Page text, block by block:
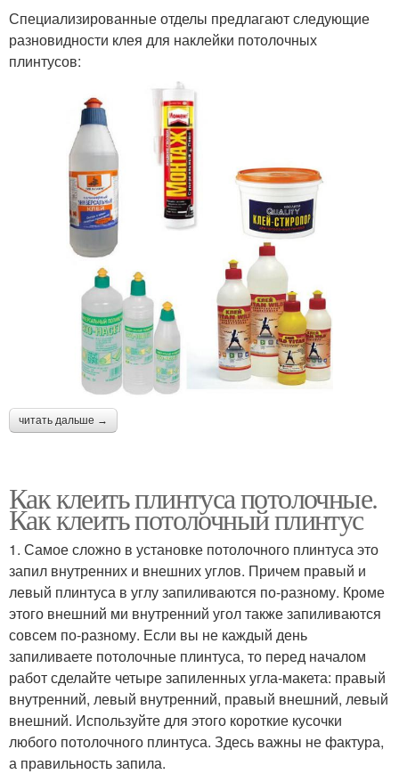
Специализированные отделы предлагают следующие
разновидности клея для наклейки потолочных
плинтусов:
читать дальше →
Как клеить плинтуса потолочные.
Как клеить потолочный плинтус
1. Самое сложно в установке потолочного плинтуса это
запил внутренних и внешних углов. Причем правый и
левый плинтуса в углу запиливаются по-разному. Кроме
этого внешний ми внутренний угол также запиливаются
совсем по-разному. Если вы не каждый день
запиливаете потолочные плинтуса, то перед началом
работ сделайте четыре запиленных угла-макета: правый
внутренний, левый внутренний, правый внешний, левый
внешний. Используйте для этого короткие кусочки
любого потолочного плинтуса. Здесь важны не фактура,
а правильность запила.